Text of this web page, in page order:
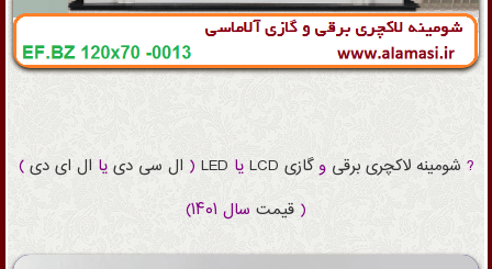
? شومینه لاکچری برقی وگازی LCD یا LED
( ال سی دی یا ال ای دی )
( قیمتسال ۱۴۰۱)